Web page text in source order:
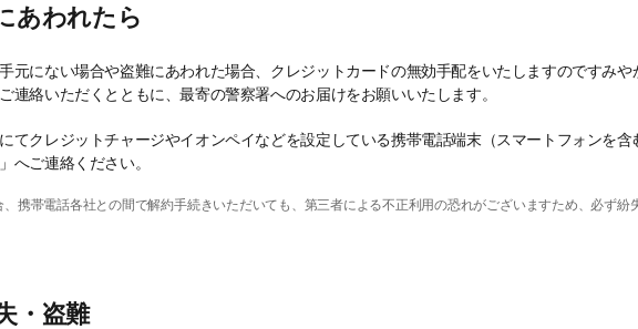
あわれたら
元にない場合や盗難にあわれた場合、クレジットカードの無効手配をいたしますのですみ
連絡いただくとともに、最寄の警察署へのお届けをお願いいたします。
てクレジットチャージやイオンペイなどを設定している携帯電話端末（スマートフォンを
へご連絡ください。
携帯電話各社との間で解約手続きいただいても、第三者による不正利用の恐れがございますため、必ず紛
・盗難